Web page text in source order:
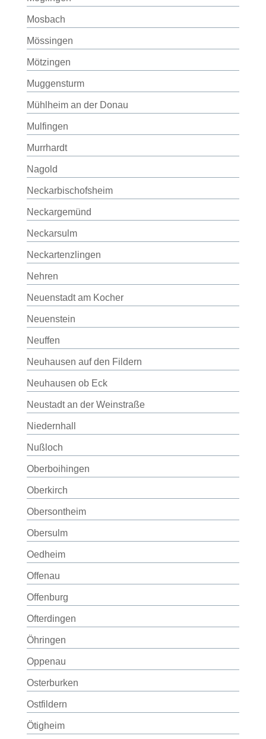
Mosbach
Mössingen
Mötzingen
Muggensturm
Mühlheim an der Donau
Mulfingen
Murrhardt
Nagold
Neckarbischofsheim
Neckargemünd
Neckarsulm
Neckartenzlingen
Nehren
Neuenstadt am Kocher
Neuenstein
Neuffen
Neuhausen auf den Fildern
Neuhausen ob Eck
Neustadt an der Weinstraße
Niedernhall
Nußloch
Oberboihingen
Oberkirch
Obersontheim
Obersulm
Oedheim
Offenau
Offenburg
Ofterdingen
Öhringen
Oppenau
Osterburken
Ostfildern
Ötigheim